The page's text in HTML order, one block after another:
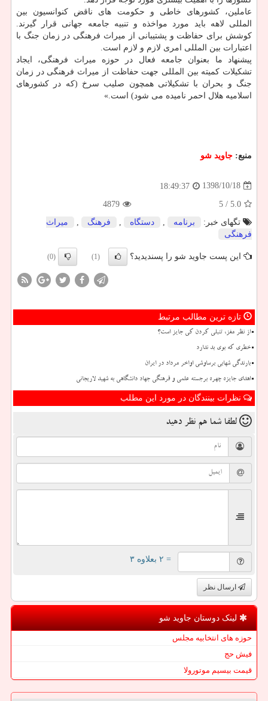
عاملین، كشورهای خاطی و حكومت های ناقض كنوانسیون بین
المللی لاهه باید مورد مواخذه و تنبیه جامعه جهانی قرار گیرند.
كوشش برای حفاظت و پشتیبانی از میراث فرهنگی در زمان جنگ با
اعتبارات بین المللی امری لازم و لازم است.
پیشنهاد ما بعنوان جامعه فعال در حوزه میراث فرهنگی، ایجاد
تشكیلات كمیته بین المللی جهت حفاظت از میراث فرهنگی در زمان
جنگ و بحران با تشكیلاتی همچون صلیب سرخ (كه در كشورهای
اسلامیه هلال احمر نامیده می شود) است.»
منبع: جاوید شو
1398/10/18
18:49:37
5.0
/ 5
4879
تگهای خبر:
برنامه , دستگاه , فرهنگ ,
میراث
فرهنگی
این پست جاوید شو را پسندیدید؟ (1)
(0)
تازه ترین مطالب مرتبط
از نظر مغز، تنبلی کردن کی جایز است؟
خطری که بوی بد ندارد
بارندگی شهابی برساوشی اواخر مرداد در ایران
اهدای جایزه چهره برجسته علمی و فرهنگی جهاد دانشگاهی به شهید لاریجانی
نظرات بینندگان در مورد این مطلب
لطفا شما هم نظر دهید
= ۲ بعلاوه ۳
ارسال نظر
لینک دوستان جاوید شو
حوزه های انتخابیه مجلس
فیش حج
قیمت بیسیم موتورولا